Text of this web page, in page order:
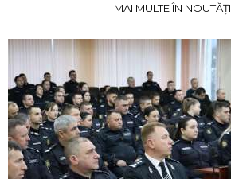
MAI MULTE ÎN NOUTĂȚI